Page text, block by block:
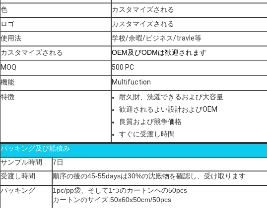
色
カスタマイズされる
ロゴ
カスタマイズされる
使用法
学校/余暇/ビジネス/travle等
カスタマイズされる
OEM及びODMは歓迎されます
MOQ
500 PC
機能
Multifuction
特徴
耐久財、洗濯できるおよび大容量
歓迎されるよい設計およびOEM
良質および競争価格
すぐに受渡し時間
パッキング及び船積み
サンプル時間
7日
受渡し時間
順序の後の45-55daysは30%の沈殿物を確認し、受け取ります
パッキング
1pc/pp袋、そして1つのカートンへの50pcs
カートンのサイズ:50x60x50cm/50pcs